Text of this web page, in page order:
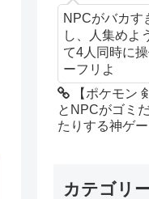
NPCがバカす
し、人集めよ
て4人同時に
ーフリよ
【ポケモン
とNPCがゴミ
たりする神ゲー
カテゴリ